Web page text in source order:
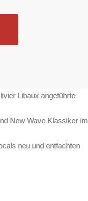
Libaux angeführte
New Wave Klassiker im
neu und entfachten